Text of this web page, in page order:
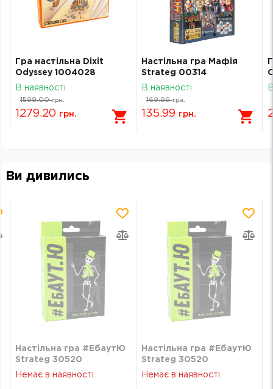
Гра настільна Dixit
Odyssey 1004028
В наявності
1599.00 грн.
1279.20 грн.
Настільна гра Мафія
Strateg 00314
В наявності
169.99 грн.
135.99 грн.
Ви дивились
Настільна гра #ЕбаутЮ
Strateg 30520
Немає в наявності
Настільна гра #ЕбаутЮ
Strateg 30520
Немає в наявності